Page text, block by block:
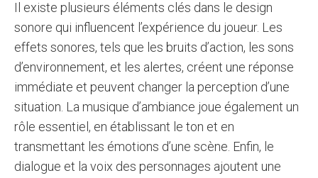
Il existe plusieurs éléments clés dans le design
sonore qui influencent l’expérience du joueur. Les
effets sonores, tels que les bruits d’action, les sons
d’environnement, et les alertes, créent une réponse
immédiate et peuvent changer la perception d’une
situation. La musique d’ambiance joue également un
rôle essentiel, en établissant le ton et en
transmettant les émotions d’une scène. Enfin, le
dialogue et la voix des personnages ajoutent une